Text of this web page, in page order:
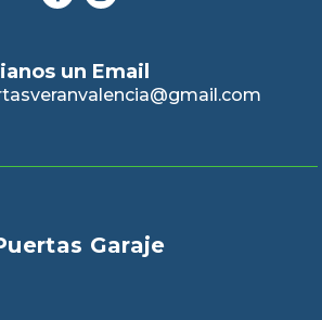
un Email
Garaje